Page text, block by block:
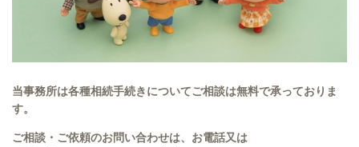
当事務所は各種相続手続きについてご相談は無料で承っておりま
す。
ご相談・ご依頼のお問い合わせは、お電話又は